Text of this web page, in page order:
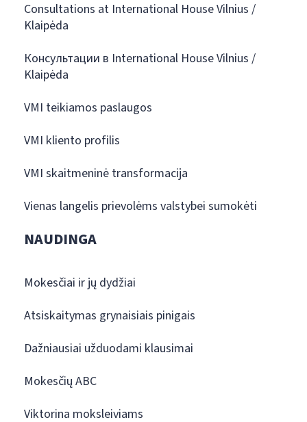
Consultations at International House Vilnius /
Klaipėda
Консультации в International House Vilnius /
Klaipėda
VMI teikiamos paslaugos
VMI kliento profilis
VMI skaitmeninė transformacija
Vienas langelis prievolėms valstybei sumokėti
NAUDINGA
Mokesčiai ir jų dydžiai
Atsiskaitymas grynaisiais pinigais
Dažniausiai užduodami klausimai
Mokesčių ABC
Viktorina moksleiviams